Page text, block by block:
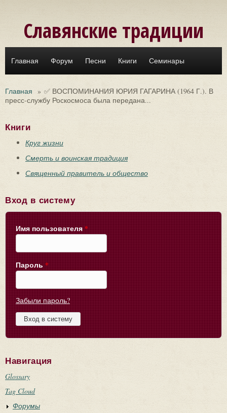
Славянские традиции
Главная Форум Песни Книги Семинары
Главная » ✅ ВОСПОМИНАНИЯ ЮРИЯ ГАГАРИНА (1964 Г.). В
пресс-службу Роскосмоса была передана...
Книги
Круг жизни
Смерть и воинская традиция
Священный правитель и общество
Вход в систему
Имя пользователя *
Пароль *
Забыли пароль?
Навигация
Glossary
Tag Cloud
Форумы